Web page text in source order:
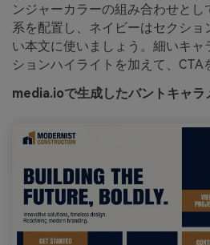
ンジャーカラーの組み合わせと
系を配置し、ネイビーはセクシ
い本文に使いましょう。細いキ
ションハイライトを加えて、CTA
media.ioで生成したバントキャラ